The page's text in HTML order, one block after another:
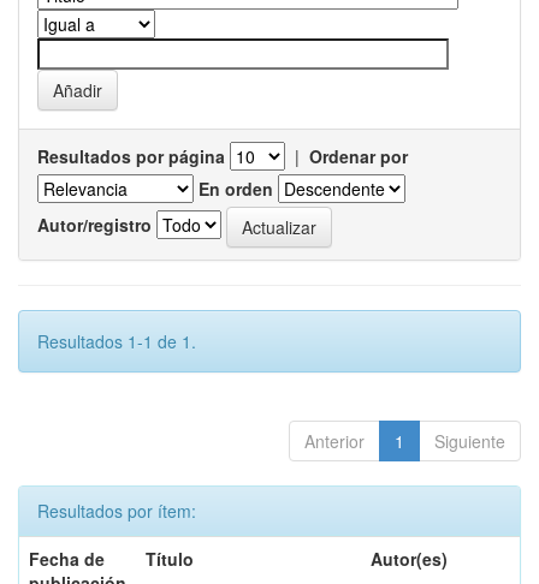
Resultados por página | Ordenar por
En orden
Autor/registro
Resultados 1-1 de 1.
Anterior 1 Siguiente
Resultados por ítem:
Fecha de
Título Autor(es)